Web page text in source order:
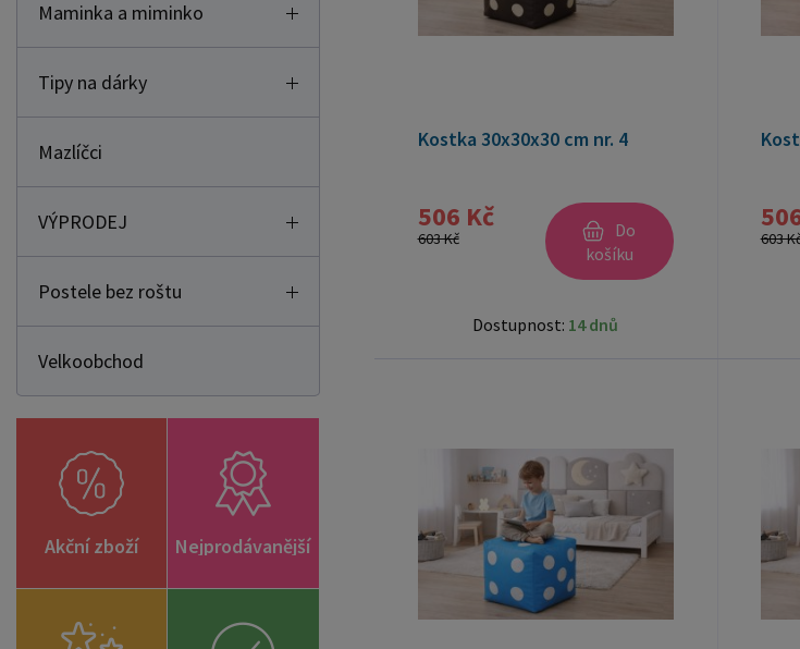
Maminka a miminko
Tipy na dárky
Mazlíčci
VÝPRODEJ
Postele bez roštu
Velkoobchod
Akční zboží Nejprodávanější
Kostka 30x30x30 cm nr. 4
506 Kč
603 Kč
Do
košíku
Dostupnost: 14 dnů
603